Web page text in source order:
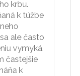
krbu.
k túžbe
ale často
vymyká.
častejšie
k